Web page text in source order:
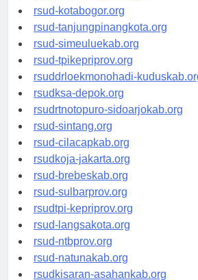
rsud-kotamakassar.org
rsud-kotabogor.org
rsud-tanjungpinangkota.org
rsud-simeuluekab.org
rsud-tpikepriprov.org
rsuddrloekmonohadi-kuduskab.org
rsudksa-depok.org
rsudrtnotopuro-sidoarjokab.org
rsud-sintang.org
rsud-cilacapkab.org
rsudkoja-jakarta.org
rsud-brebeskab.org
rsud-sulbarprov.org
rsudtpi-kepriprov.org
rsud-langsakota.org
rsud-ntbprov.org
rsud-natunakab.org